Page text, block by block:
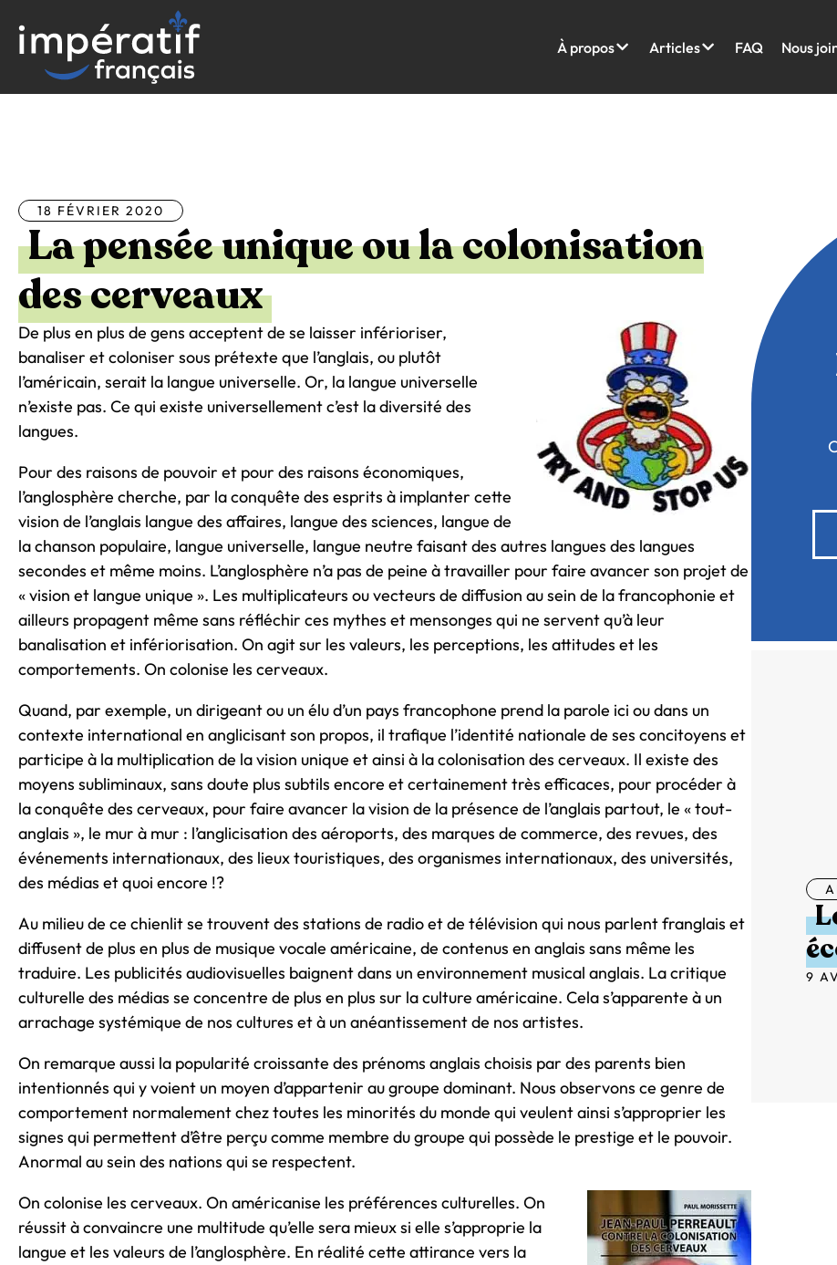
contenu
À propos Articles FAQ Nous
18 FÉVRIER 2020
La pensée unique ou la colonisation
des cerveaux
De plus en plus de gens acceptent de se laisser inférioriser,
banaliser et coloniser sous prétexte que l’anglais, ou plutôt
l’américain, serait la langue universelle. Or, la langue universelle
n’existe pas. Ce qui existe universellement c’est la diversité des
langues.
Pour des raisons de pouvoir et pour des raisons économiques,
l’anglosphère cherche, par la conquête des esprits à implanter cette
vision de l’anglais langue des affaires, langue des sciences, langue de
la chanson populaire, langue universelle, langue neutre faisant des autres langues des langues
secondes et même moins. L’anglosphère n’a pas de peine à travailler pour faire avancer son projet de
« vision et langue unique ». Les multiplicateurs ou vecteurs de diffusion au sein de la francophonie et
ailleurs propagent même sans réfléchir ces mythes et mensonges qui ne servent qu’à leur
banalisation et infériorisation. On agit sur les valeurs, les perceptions, les attitudes et les
comportements. On colonise les cerveaux.
Quand, par exemple, un dirigeant ou un élu d’un pays francophone prend la parole ici ou dans un
contexte international en anglicisant son propos, il trafique l’identité nationale de ses concitoyens et
participe à la multiplication de la vision unique et ainsi à la colonisation des cerveaux. Il existe des
moyens subliminaux, sans doute plus subtils encore et certainement très efficaces, pour procéder à
la conquête des cerveaux, pour faire avancer la vision de la présence de l’anglais partout, le « tout-
anglais », le mur à mur : l’anglicisation des aéroports, des marques de commerce, des revues, des
événements internationaux, des lieux touristiques, des organismes internationaux, des universités,
des médias et quoi encore !?
Au milieu de ce chienlit se trouvent des stations de radio et de télévision qui nous parlent franglais et
diffusent de plus en plus de musique vocale américaine, de contenus en anglais sans même les
traduire. Les publicités audiovisuelles baignent dans un environnement musical anglais. La critique
culturelle des médias se concentre de plus en plus sur la culture américaine. Cela s’apparente à un
arrachage systémique de nos cultures et à un anéantissement de nos artistes.
On remarque aussi la popularité croissante des prénoms anglais choisis par des parents bien
intentionnés qui y voient un moyen d’appartenir au groupe dominant. Nous observons ce genre de
comportement normalement chez toutes les minorités du monde qui veulent ainsi s’approprier les
signes qui permettent d’être perçu comme membre du groupe qui possède le prestige et le pouvoir.
Anormal au sein des nations qui se respectent.
On colonise les cerveaux. On américanise les préférences culturelles. On
réussit à convaincre une multitude qu’elle sera mieux si elle s’approprie la
langue et les valeurs de l’anglosphère. En réalité cette attirance vers la
9